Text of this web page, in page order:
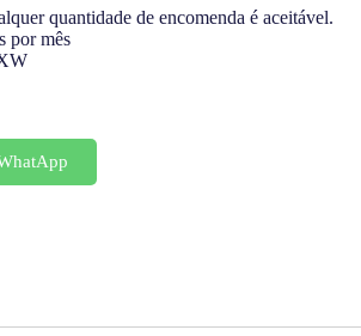
quantidade de encomenda é aceitável.
por mês